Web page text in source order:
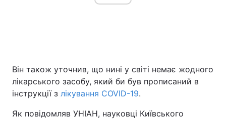
Він також уточнив, що нині у світі немає жодного
лікарського засобу, який би був прописаний в
інструкції з лікування COVID-19.
Як повідомляв УНІАН, науковці Київського